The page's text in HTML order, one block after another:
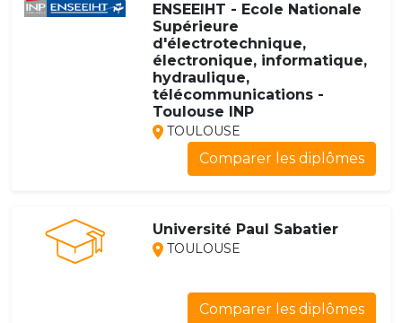
ENSEEIHT - Ecole Nationale
Supérieure
d'électrotechnique,
électronique, informatique,
hydraulique,
télécommunications -
Toulouse INP
TOULOUSE
Comparer les diplômes
Université Paul Sabatier
TOULOUSE
Comparer les diplômes